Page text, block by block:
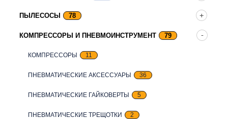
ПЫЛЕСОСЫ 78
КОМПРЕССОРЫ И ПНЕВМОИНСТРУМЕНТ 79
КОМПРЕССОРЫ 11
ПНЕВМАТИЧЕСКИЕ АКСЕССУАРЫ 36
ПНЕВМАТИЧЕСКИЕ ГАЙКОВЕРТЫ 5
ПНЕВМАТИЧЕСКИЕ ТРЕЩОТКИ 2